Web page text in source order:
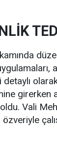
girerken
Vali